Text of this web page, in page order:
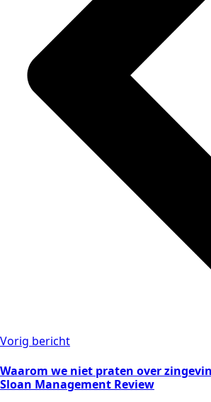
Vorig bericht
Waarom we niet praten over
Sloan Management Review